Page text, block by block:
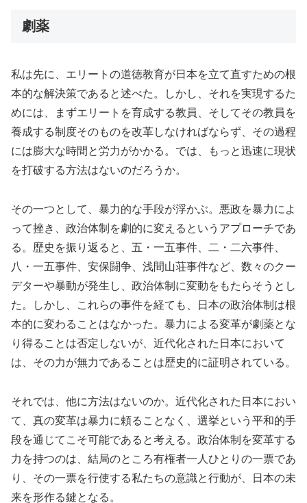
劇薬
私は先に、エリートの道徳教育が日本を立て直すための根
本的な解決策であると述べた。しかし、それを実現するた
めには、まずエリートを育成する教員、そしてその教員を
養成する制度そのものを改革しなければならず、その過程
には膨大な時間と労力がかかる。では、もっと迅速に現状
を打破する方法はないのだろうか。
その一つとして、暴力的な手段が浮かぶ。悪政を暴力によ
って挫き、政治体制を劇的に変えるというアプローチであ
る。歴史を振り返ると、五・一五事件、二・二六事件、
八・一五事件、安保闘争、浅間山荘事件など、数々のクー
デターや暴動が発生し、政治体制に変動をもたらそうとし
た。しかし、これらの事件を経ても、日本の政治体制は根
本的に変わることはなかった。暴力による変革が劇薬とな
り得ることは否定しないが、近代化された日本において
は、その力が無力であることは歴史的に証明されている。
それでは、他に方法はないのか。近代化された日本におい
て、真の変革は暴力に頼ることなく、選挙という平和的手
段を通じてこそ可能であると考える。政治体制を変革する
力を持つのは、結局のところ有権者一人ひとりの一票であ
り、その一票を行使する私たちの意識と行動が、日本の未
来を形作る鍵となる。